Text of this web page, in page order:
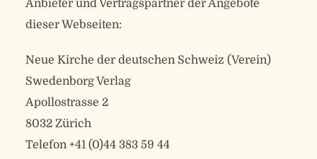
Anbieter und Vertragspartner der Angebote
dieser Webseiten:
Neue Kirche der deutschen Schweiz (Verein)
Swedenborg Verlag
Apollostrasse 2
8032 Zürich
Telefon +41 (0)44 383 59 44